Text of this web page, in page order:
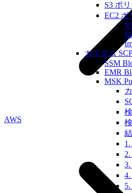
S3 ポ
EC2 ポ
カスタム SCP
SSM
EMR
MSK
AWS